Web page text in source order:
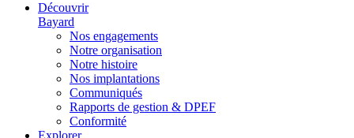
Découvrir
Bayard
Nos engagements
Notre organisation
Notre histoire
Nos implantations
Communiqués
Rapports de gestion & DPEF
Conformité